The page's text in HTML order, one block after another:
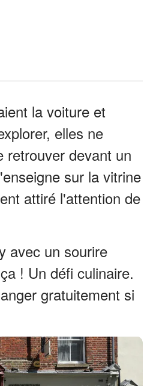
la voiture et
elles ne
retrouver devant un
sur la vitrine
attiré l'attention de
avec un sourire
! Un défi culinaire.
gratuitement si